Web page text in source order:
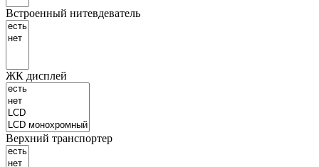
Встроенный нитевдеватель
ЖК дисплей
Верхний транспортер